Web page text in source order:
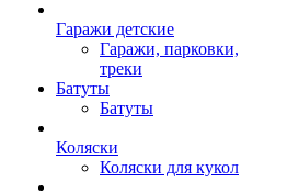
Гаражи детские
Гаражи, парковки,
треки
Батуты
Батуты
Коляски
Коляски для кукол